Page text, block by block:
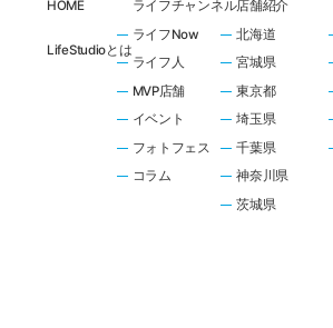
HOME
LifeStudioとは
ライフチャンネル
ライフNow
ライフ人
MVP店舗
イベント
フォトフェス
コラム
店舗紹介
北海道
宮城県
東京都
埼玉県
千葉県
神奈川県
茨城県